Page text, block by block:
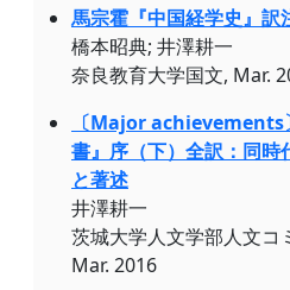
馬宗霍『中国経学史』訳
橋本昭典; 井澤耕一
奈良教育大学国文, Mar.
〔Major achievements
書』序（下）全訳：同時
と著述
井澤耕一
茨城大学人文学部人文コ
Mar. 2016